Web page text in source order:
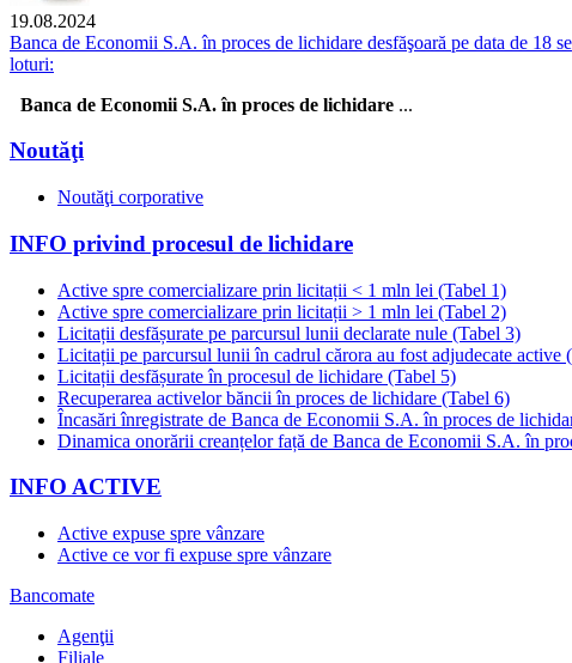
19.08.2024
Banca de Economii S.A. în proces de lichidare desfăşoară pe data de 18
loturi:
de Economii S.A. în proces de lichidare...
Noutăţi
Noutăţi corporative
INFO privind procesul de lichidare
Active spre comercializare prin licitații < 1 mln lei (Tabel 1)
Active spre comercializare prin licitații > 1 mln lei (Tabel 2)
Licitații desfășurate pe parcursul lunii declarate nule (Tabel 3)
Licitații pe parcursul lunii în cadrul cărora au fost adjudecate active
Licitații desfășurate în procesul de lichidare (Tabel 5)
Recuperarea activelor băncii în proces de lichidare (Tabel 6)
Încasări înregistrate de Banca de Economii S.A. în proces de
Dinamica onorării creanțelor față de Banca de Economii S.A. în
INFO ACTIVE
Active expuse spre vânzare
Active ce vor fi expuse spre vânzare
Bancomate
Agenţii
Filiale